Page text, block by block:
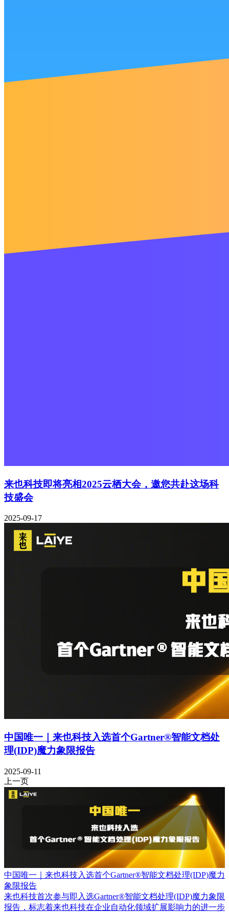
来也科技即将亮相2025云栖大会，邀您共赴这场科
技盛会
2025-09-17
中国唯一｜来也科技入选首个Gartner®智能文档处
理(IDP)魔力象限报告
2025-09-11
上一页
中国唯一｜来也科技入选首个Gartner®智能文档处理(IDP)魔力
象限报告
来也科技首次参与即入选Gartner®智能文档处理(IDP)魔力象限
报告，标志着来也科技在企业自动化领域扩展影响力的进一步